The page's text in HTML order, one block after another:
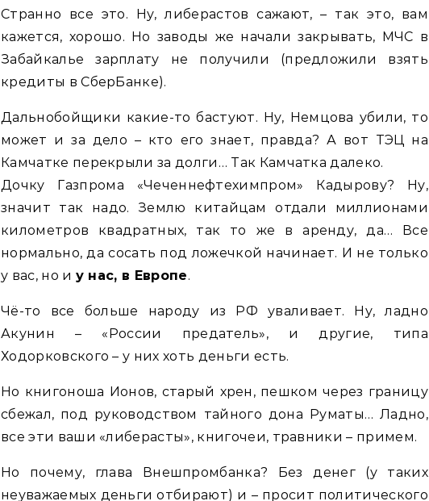
Странно все это. Ну, либерастов сажают, – так это, вам
кажется, хорошо. Но заводы же начали закрывать, МЧС в
Забайкалье зарплату не получили (предложили взять
кредиты в СберБанке).
Дальнобойщики какие-то бастуют. Ну, Немцова убили, то
может и за дело – кто его знает, правда? А вот ТЭЦ на
Камчатке перекрыли за долги… Так Камчатка далеко.
Дочку Газпрома «Чеченнефтехимпром» Кадырову? Ну,
значит так надо. Землю китайцам отдали миллионами
километров квадратных, так то же в аренду, да… Все
нормально, да сосать под ложечкой начинает. И не только
у вас, но и у нас, в Европе.
Чё-то все больше народу из РФ уваливает. Ну, ладно
Акунин – «России предатель», и другие, типа
Ходорковского – у них хоть деньги есть.
Но книгоноша Ионов, старый хрен, пешком через границу
сбежал, под руководством тайного дона Руматы… Ладно,
все эти ваши «либерасты», книгочеи, травники – примем.
Но почему, глава Внешпромбанка? Без денег (у таких
неуважаемых деньги отбирают) и – просит политического